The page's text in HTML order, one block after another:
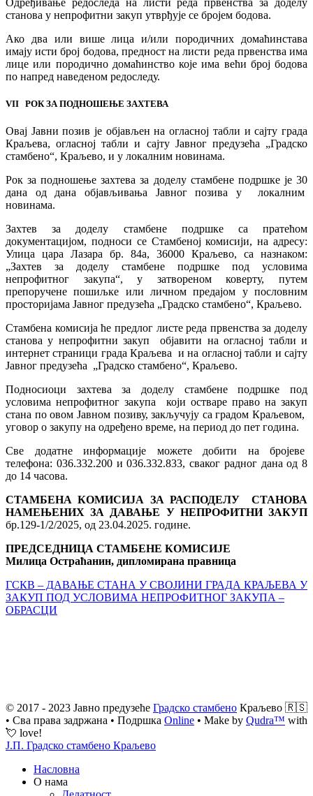
станова у непрофитни закуп утврђује се бројем бодова.
Ако два или више лица и/или породичних домаћинстава
имају исти број бодова, предност на листи реда првенства има
лице или породично домаћинство које има већи број бодова
по напред наведеном редоследу.
VII РОК ЗА ПОДНОШЕЊЕ ЗАХТЕВА
Овај Јавни позив је објављен на огласној табли и сајту града
Краљева, огласној табли и сајту Јавног предузећа „Градско
стамбено“, Краљево, и у локалним новинама.
Рок за подношење захтева за доделу стамбене подршке је 30
дана од дана објављивања Јавног позива у локалним
новинама.
Захтев за доделу стамбене подршке са пратећом
документацијом, подноси се Стамбеној комисији, на адресу:
Улица цара Лазара бр. 84а, 36000 Краљево, са назнаком:
„Захтев за доделу стамбене подршке под условима
непрофитног закупа“, у затвореном коверту, путем
препоручене пошиљке или личном предајом у пословним
просторијама Јавног предузећа „Градско стамбено“, Краљево.
Стамбена комисија ће предлог листе реда првенства за доделу
станова у непрофитни закуп објавити на огласној табли и
интернет страници града Краљева и на огласној табли и сајту
Јавног предузећа „Градско стамбено“, Краљево.
Подносиоци захтева за доделу стамбене подршке под
условима непрофитног закупа који остваре право на закуп
стана по овом Јавном позиву, закључују са градом Краљевом,
уговор о закупу на одређено време, на период до пет година.
Све додатне информације можете добити на бројеве
телефона: 036.332.200 и 036.332.833, сваког радног дана од 8
до 14 часова.
СТАМБЕНА КОМИСИЈА ЗА РАСПОДЕЛУ СТАНОВА
НАМЕЊЕНИХ ЗА ДАВАЊЕ У НЕПРОФИТНИ ЗАКУП
бр.129-1/2/2025, од 23.04.2025. године.
ПРЕДСЕДНИЦА СТАМБЕНЕ КОМИСИЈЕ
Милица Остраћанин, дипломирана правница
ГСКВ – ДАВАЊЕ СТАНА У СВОЈИНИ ГРАДА КРАЉЕВА У
ЗАКУП ПОД УСЛОВИМА НЕПРОФИТНОГ ЗАКУПА –
ОБРАСЦИ
© 2017 - 2023 Јавно предузеће Градско стамбено Краљево 🇷🇸
• Сва права задржана • Подршка Online • Make by Qudra™ with
💘 love!
Ј.П. Градско стамбено Краљево
Насловна
О нама